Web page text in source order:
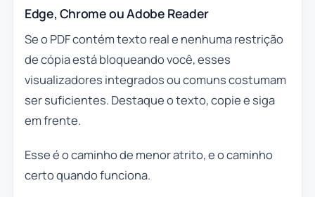
Edge, Chrome ou Adobe Reader
Se o PDF contém texto real e nenhuma restrição
de cópia está bloqueando você, esses
visualizadores integrados ou comuns costumam
ser suficientes. Destaque o texto, copie e siga
em frente.
Esse é o caminho de menor atrito, e o caminho
certo quando funciona.